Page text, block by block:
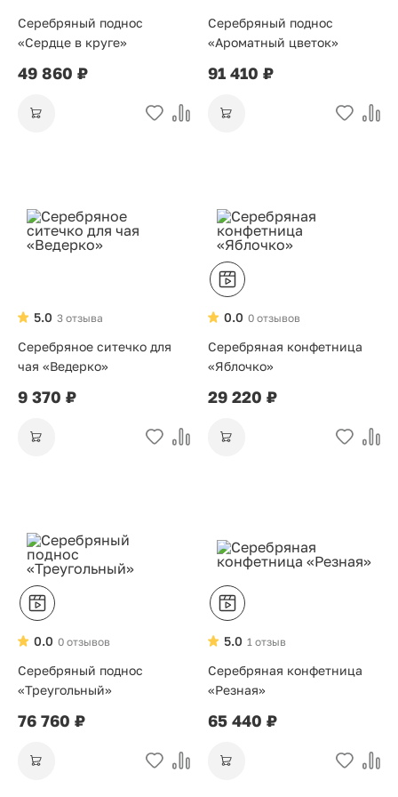
Серебряный поднос
«Сердце в круге»
49 860 ₽
Серебряный поднос
«Ароматный цветок»
91 410 ₽
3 отзыва
5.0
Серебряное ситечко для
чая «Ведерко»
9 370 ₽
0 отзывов
0.0
Серебряная конфетница
«Яблочко»
29 220 ₽
0 отзывов
0.0
Серебряный поднос
«Треугольный»
76 760 ₽
1 отзыв
5.0
Серебряная конфетница
«Резная»
65 440 ₽